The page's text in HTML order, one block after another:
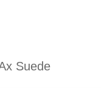
Suede